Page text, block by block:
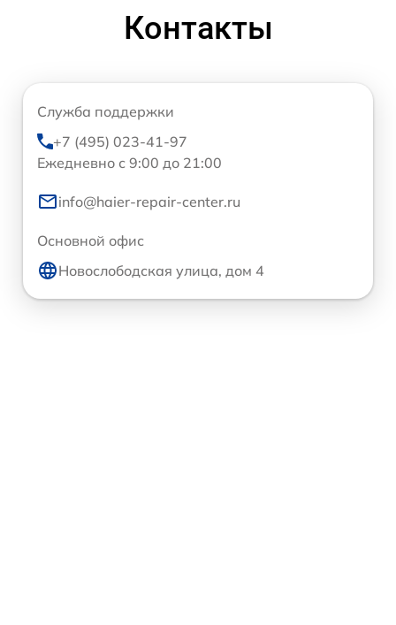
Контакты
Служба поддержки
+7 (495) 023-41-97
Ежедневно с 9:00 до 21:00
info@haier-repair-center.ru
Основной офис
Новослободская улица, дом 4